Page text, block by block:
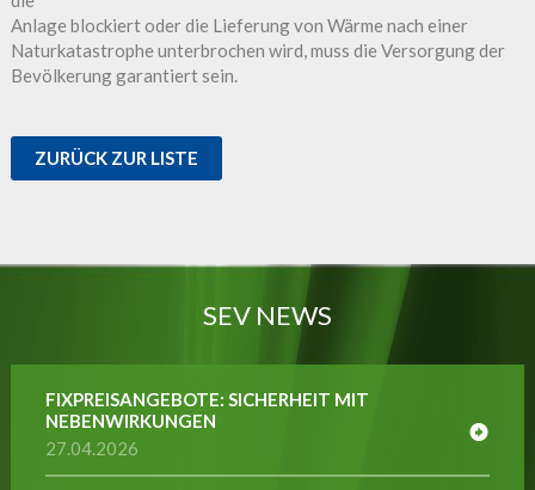
Anlage blockiert oder die Lieferung von Wärme nach einer
Naturkatastrophe unterbrochen wird, muss die Versorgung der
Bevölkerung garantiert sein.
ZURÜCK ZUR LISTE
SEV NEWS
FIXPREISANGEBOTE: SICHERHEIT MIT
NEBENWIRKUNGEN
27.04.2026